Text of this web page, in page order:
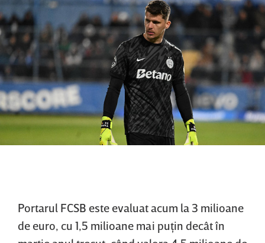
Portarul FCSB este evaluat acum la 3 milioane
de euro, cu 1,5 milioane mai puţin decât în